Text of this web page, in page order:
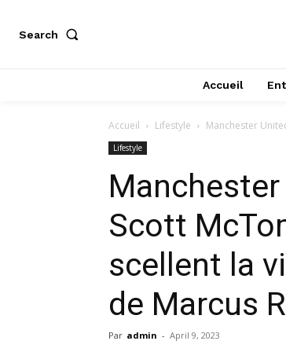
Search
Accueil
Accueil Lifestyle Manchester
Lifestyle
Scott
scellent la
de Marcus
Par admin - April 9, 2023